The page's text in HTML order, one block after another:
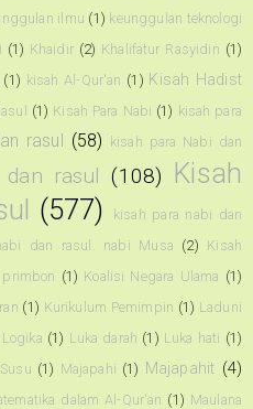
ilmu (1) keunggulan teknologi
(1) Khaidir (2) Khalifatur Rasyidin (1)
(1) kisah Al-Qur'an (1) Kisah Hadist
(1) Kisah Para Nabi (1) kisah para
rasul (58) kisah para Nabi dan
rasul (108) Kisah
(577)
kisah para nabi dan
dan rasul. nabi Musa (2) Kisah
(1) Koalisi Negara Ulama (1)
(1) Kurikulum Pemimpin (1) Laduni
Logika (1) Luka darah (1) Luka hati (1)
(1) Majapahi (1) Majapahit (4)
dalam Al-Qur'an (1) Maulana